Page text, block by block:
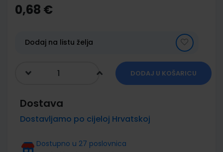
the
beginning
gallery
0,68 €
Dodaj na listu želja
DODAJ U KOŠARICU
Dostava
Dostavljamo po cijeloj Hrvatskoj
Dostupno u 27 poslovnica